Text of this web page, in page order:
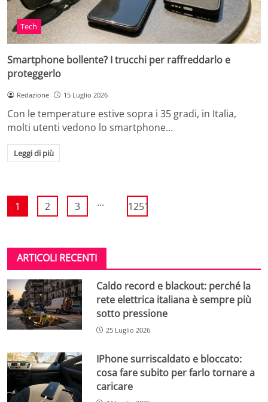
Tech
Smartphone bollente? I trucchi per raffreddarlo e
proteggerlo
Redazione 15 Luglio 2026
Con le temperature estive sopra i 35 gradi, in Italia,
molti utenti vedono lo smartphone…
Leggi di più
1 2 3 ... 1251
ARTICOLI RECENTI
Caldo record e blackout: perché la
rete elettrica italiana è sempre più
sotto pressione
25 Luglio 2026
IPhone surriscaldato e bloccato:
cosa fare subito per farlo tornare a
caricare